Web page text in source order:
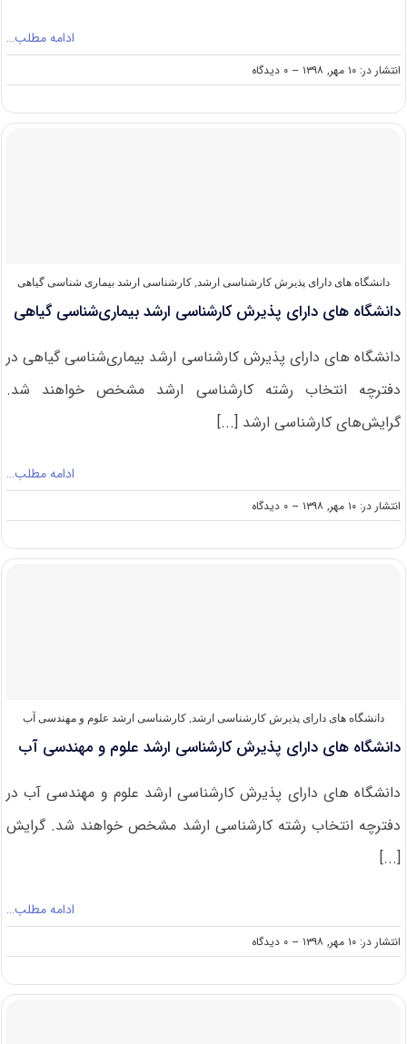
ادامه مطلب…
انتشار در: ۱۰ مهر, ۱۳۹۸ -- ۰ دیدگاه
on
دانشگاه
دارای
دانشگاه های دارای پذیرش کارشناسی ارشد, کارشناسی ارشد بیماری‌ شناسی گیاهی
دانشگاه های دارای پذیرش کارشناسی ارشد بیماری‌شناسی گیاهی
دانشگاه های دارای پذیرش کارشناسی ارشد بیماری‌شناسی گیاهی در
دفترچه انتخاب رشته کارشناسی ارشد مشخص خواهند شد.
گرایش‌های کارشناسی ارشد [...]
ادامه مطلب…
انتشار در: ۱۰ مهر, ۱۳۹۸ -- ۰ دیدگاه
on
دانشگاه
دارای
دانشگاه های دارای پذیرش کارشناسی ارشد, کارشناسی ارشد علوم و مهندسی آب
دانشگاه های دارای پذیرش کارشناسی ارشد علوم و مهندسی آب
دانشگاه های دارای پذیرش کارشناسی ارشد علوم و مهندسی آب در
دفترچه انتخاب رشته کارشناسی ارشد مشخص خواهند شد. گرایش
[...]
ادامه مطلب…
انتشار در: ۱۰ مهر, ۱۳۹۸ -- ۰ دیدگاه
on
دانشگاه
دارای